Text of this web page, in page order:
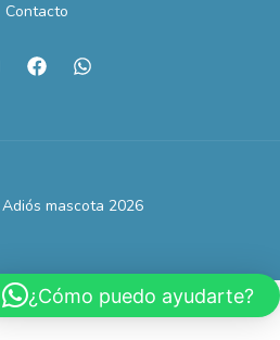
Contacto
mascota 2026
¿Cómo puedo ayudarte?